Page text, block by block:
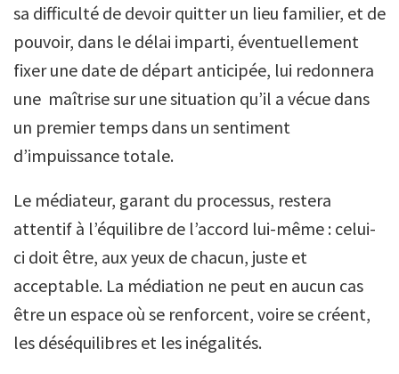
sa difficulté de devoir quitter un lieu familier, et de
pouvoir, dans le délai imparti, éventuellement
fixer une date de départ anticipée, lui redonnera
une maîtrise sur une situation qu’il a vécue dans
un premier temps dans un sentiment
d’impuissance totale.
Le médiateur, garant du processus, restera
attentif à l’équilibre de l’accord lui-même : celui-
ci doit être, aux yeux de chacun, juste et
acceptable. La médiation ne peut en aucun cas
être un espace où se renforcent, voire se créent,
les déséquilibres et les inégalités.